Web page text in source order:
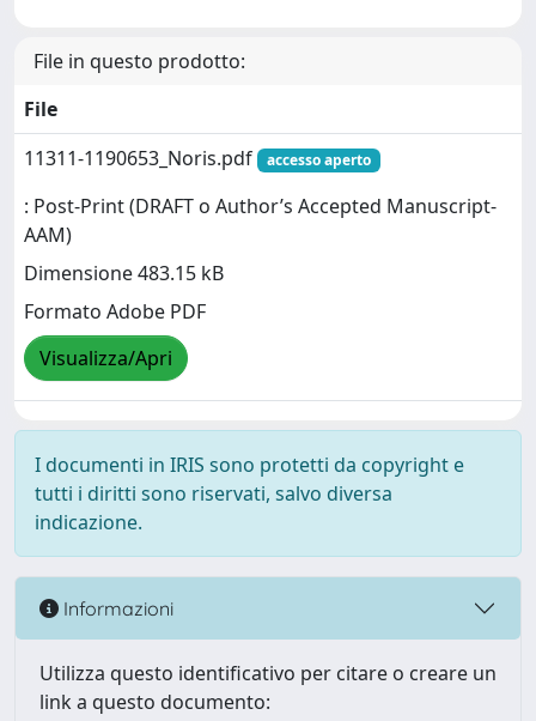
File in questo prodotto:
File
11311-1190653_Noris.pdf
accesso aperto
: Post-Print (DRAFT o Author’s Accepted Manuscript-
AAM)
Dimensione 483.15 kB
Formato Adobe PDF
Visualizza/Apri
I documenti in IRIS sono protetti da copyright e
tutti i diritti sono riservati, salvo diversa
indicazione.
Informazioni
Utilizza questo identificativo per citare o creare un
link a questo documento: